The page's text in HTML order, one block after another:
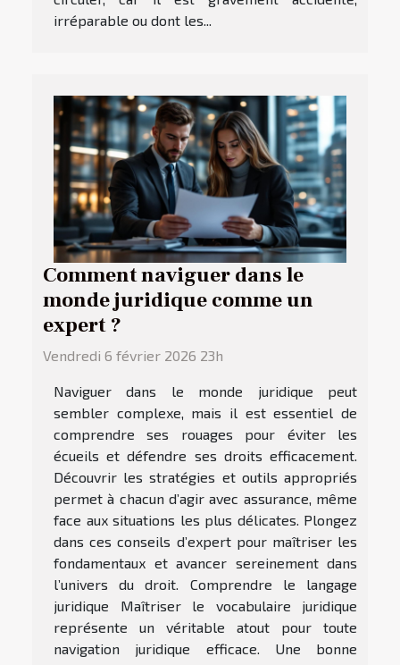
irréparable ou dont les...
Comment naviguer dans le
monde juridique comme un
expert ?
Vendredi 6 février 2026 23h
Naviguer dans le monde juridique peut
sembler complexe, mais il est essentiel de
comprendre ses rouages pour éviter les
écueils et défendre ses droits efficacement.
Découvrir les stratégies et outils appropriés
permet à chacun d’agir avec assurance, même
face aux situations les plus délicates. Plongez
dans ces conseils d’expert pour maîtriser les
fondamentaux et avancer sereinement dans
l’univers du droit. Comprendre le langage
juridique Maîtriser le vocabulaire juridique
représente un véritable atout pour toute
navigation juridique efficace. Une bonne